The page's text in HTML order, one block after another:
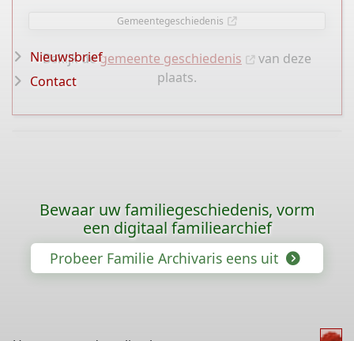
Gemeentegeschiedenis
Bekijk degemeente geschiedenis
van deze
plaats.
Nieuwsbrief
Contact
Bewaar uw familiegeschiedenis, vorm
een digitaal familiearchief
Probeer Familie Archivaris eens uit